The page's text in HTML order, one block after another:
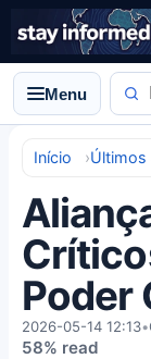
Menu
Início Últimos
Poder
2026-05-14 12:13•
58% read